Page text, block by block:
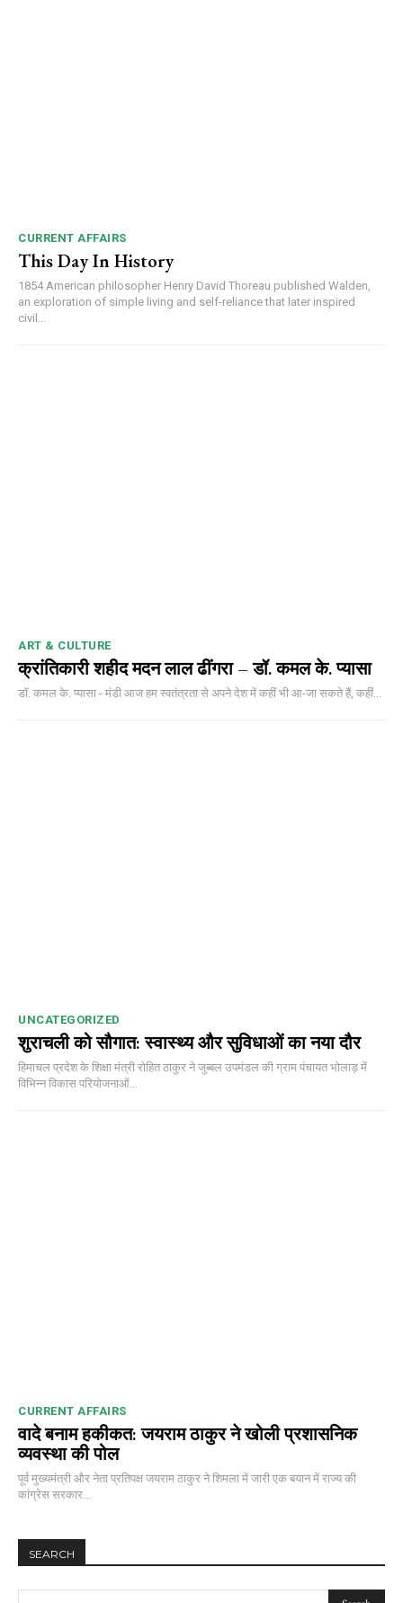
CURRENT AFFAIRS
This Day In History
1854 American philosopher Henry David Thoreau published Walden,
an exploration of simple living and self-reliance that later inspired
civil...
ART & CULTURE
क्रांतिकारी शहीद मदन लाल ढींगरा – डॉ. कमल के. प्यासा
डॉ. कमल के. प्यासा - मंडी आज हम स्वतंत्रता से अपने देश में कहीं भी आ-जा सकते हैं, कहीं...
UNCATEGORIZED
शुराचली को सौगात: स्वास्थ्य और सुविधाओं का नया दौर
हिमाचल प्रदेश के शिक्षा मंत्री रोहित ठाकुर ने जुब्बल उपमंडल की ग्राम पंचायत भोलाड़ में
विभिन्न विकास परियोजनाओं...
CURRENT AFFAIRS
वादे बनाम हकीकत: जयराम ठाकुर ने खोली प्रशासनिक
व्यवस्था की पोल
पूर्व मुख्यमंत्री और नेता प्रतिपक्ष जयराम ठाकुर ने शिमला में जारी एक बयान में राज्य की
कांग्रेस सरकार...
SEARCH